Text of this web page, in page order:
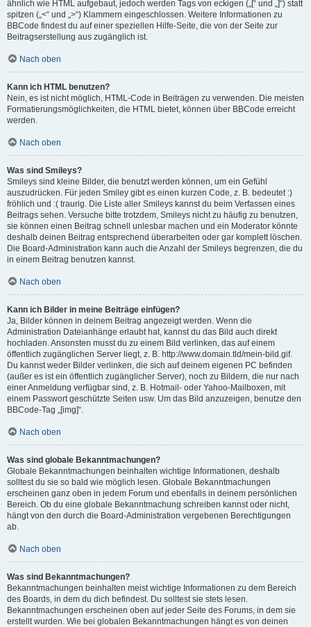
ähnlich wie HTML aufgebaut, jedoch werden Tags von eckigen („[“ und „]“) statt
spitzen („<“ und „>“) Klammern eingeschlossen. Weitere Informationen zu
BBCode findest du auf einer speziellen Hilfe-Seite, die von der Seite zur
Beitragserstellung aus zugänglich ist.
Nach oben
Kann ich HTML benutzen?
Nein, es ist nicht möglich, HTML-Code in Beiträgen zu verwenden. Die meisten
Formatierungsmöglichkeiten, die HTML bietet, können über BBCode erreicht
werden.
Nach oben
Was sind Smileys?
Smileys sind kleine Bilder, die benutzt werden können, um ein Gefühl
auszudrücken. Für jeden Smiley gibt es einen kurzen Code, z. B. bedeutet :)
fröhlich und :( traurig. Die Liste aller Smileys kannst du beim Verfassen eines
Beitrags sehen. Versuche bitte trotzdem, Smileys nicht zu häufig zu benutzen,
sie können einen Beitrag schnell unlesbar machen und ein Moderator könnte
deshalb deinen Beitrag entsprechend überarbeiten oder gar komplett löschen.
Die Board-Administration kann auch die Anzahl der Smileys begrenzen, die du
in einem Beitrag benutzen kannst.
Nach oben
Kann ich Bilder in meine Beiträge einfügen?
Ja, Bilder können in deinem Beitrag angezeigt werden. Wenn die
Administration Dateianhänge erlaubt hat, kannst du das Bild auch direkt
hochladen. Ansonsten musst du zu einem Bild verlinken, das auf einem
öffentlich zugänglichen Server liegt, z. B. http://www.domain.tld/mein-bild.gif.
Du kannst weder Bilder verlinken, die sich auf deinem eigenen PC befinden
(außer es ist ein öffentlich zugänglicher Server), noch zu Bildern, die nur nach
einer Anmeldung verfügbar sind, z. B. Hotmail- oder Yahoo-Mailboxen, mit
einem Passwort geschützte Seiten usw. Um das Bild anzuzeigen, benutze den
BBCode-Tag „[img]“.
Nach oben
Was sind globale Bekanntmachungen?
Globale Bekanntmachungen beinhalten wichtige Informationen, deshalb
solltest du sie so bald wie möglich lesen. Globale Bekanntmachungen
erscheinen ganz oben in jedem Forum und ebenfalls in deinem persönlichen
Bereich. Ob du eine globale Bekanntmachung schreiben kannst oder nicht,
hängt von den durch die Board-Administration vergebenen Berechtigungen
ab.
Nach oben
Was sind Bekanntmachungen?
Bekanntmachungen beinhalten meist wichtige Informationen zu dem Bereich
des Boards, in dem du dich befindest. Du solltest sie stets lesen.
Bekanntmachungen erscheinen oben auf jeder Seite des Forums, in dem sie
erstellt wurden. Wie bei globalen Bekanntmachungen hängt es von deinen